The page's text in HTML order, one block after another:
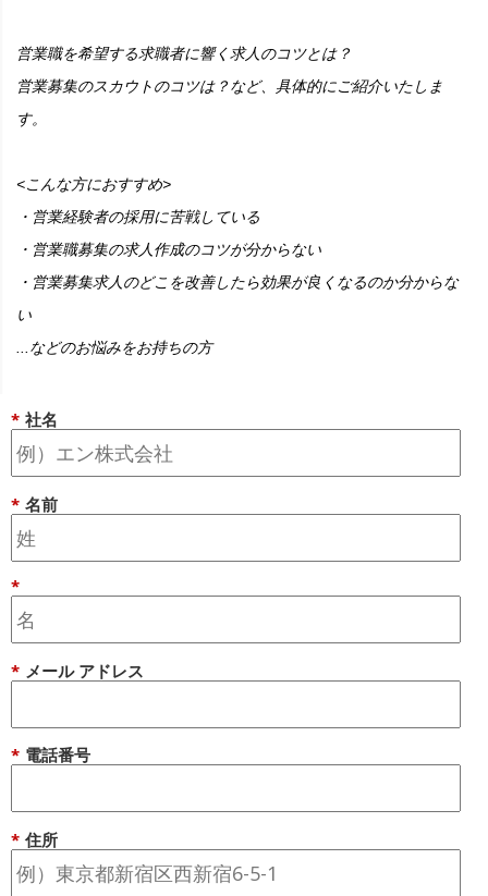
営業職を希望する求職者に響く求人のコツとは？
営業募集のスカウトのコツは？など、具体的にご紹介いたしま
す。
<こんな方におすすめ>
・営業経験者の採用に苦戦している
・営業職募集の求人作成のコツが分からない
・営業募集求人のどこを改善したら効果が良くなるのか分からな
い
...などのお悩みをお持ちの方
* 社名
* 名前
*
* メール アドレス
* 電話番号
* 住所